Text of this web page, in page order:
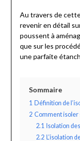
Au travers de
revenir en détail
poussent à
que sur les
une parfaite
Sommaire
1 Définition de
2 Comment isoler
2.1
Isolation
2.2 L’isolation